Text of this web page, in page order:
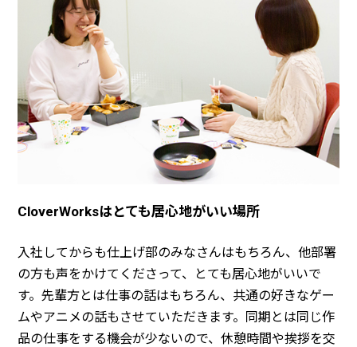
CloverWorksはとても居心地がいい場所
入社してからも仕上げ部のみなさんはもちろん、他部署
の方も声をかけてくださって、とても居心地がいいで
す。先輩方とは仕事の話はもちろん、共通の好きなゲー
ムやアニメの話もさせていただきます。同期とは同じ作
品の仕事をする機会が少ないので、休憩時間や挨拶を交